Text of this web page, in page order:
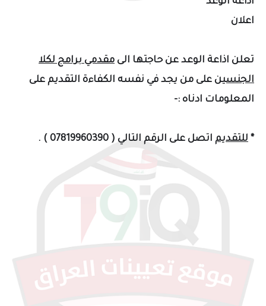
اعلان
تعلن اذاعة الوعد عن حاجتها الى مقدمي برامج لكلا
الجنسين على من يجد في نفسه الكفاءة التقديم على
المعلومات ادناه :-
* للتقديم اتصل على الرقم التالي ( 07819960390 ) .